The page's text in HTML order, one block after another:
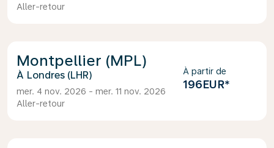
Aller-retour
Montpellier (MPL)
Londres (LHR)
mer. 4 nov. 2026 - mer. 11 nov. 2026
Aller-retour
À partir de
196EUR*